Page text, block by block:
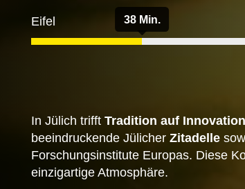
Eifel 38 Min.
In Jülich trifft Tradition auf Innovation
beeindruckende Jülicher Zitadelle
Forschungsinstitute Europas. Diese
einzigartige Atmosphäre.